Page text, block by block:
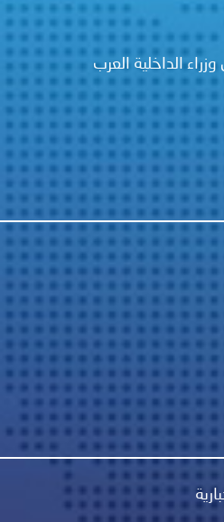
الداخلية العرب